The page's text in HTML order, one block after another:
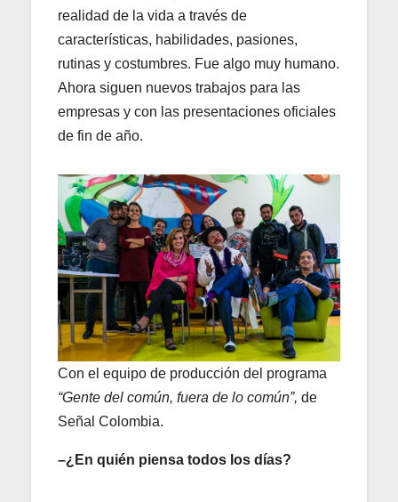
realidad de la vida a través de
características, habilidades, pasiones,
rutinas y costumbres. Fue algo muy humano.
Ahora siguen nuevos trabajos para las
empresas y con las presentaciones oficiales
de fin de año.
Con el equipo de producción del programa
“Gente del común, fuera de lo común”, de
Señal Colombia.
–¿En quién piensa todos los días?